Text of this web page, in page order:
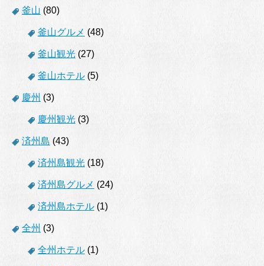
釜山 (80)
釜山グルメ (48)
釜山観光 (27)
釜山ホテル (5)
慶州 (3)
慶州観光 (3)
済州島 (43)
済州島観光 (18)
済州島グルメ (24)
済州島ホテル (1)
全州 (3)
全州ホテル (1)